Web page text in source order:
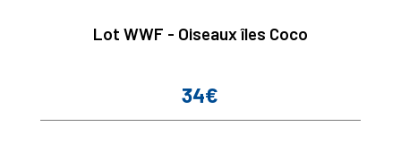
Lot WWF - Oiseaux îles Coco
Prix
34€